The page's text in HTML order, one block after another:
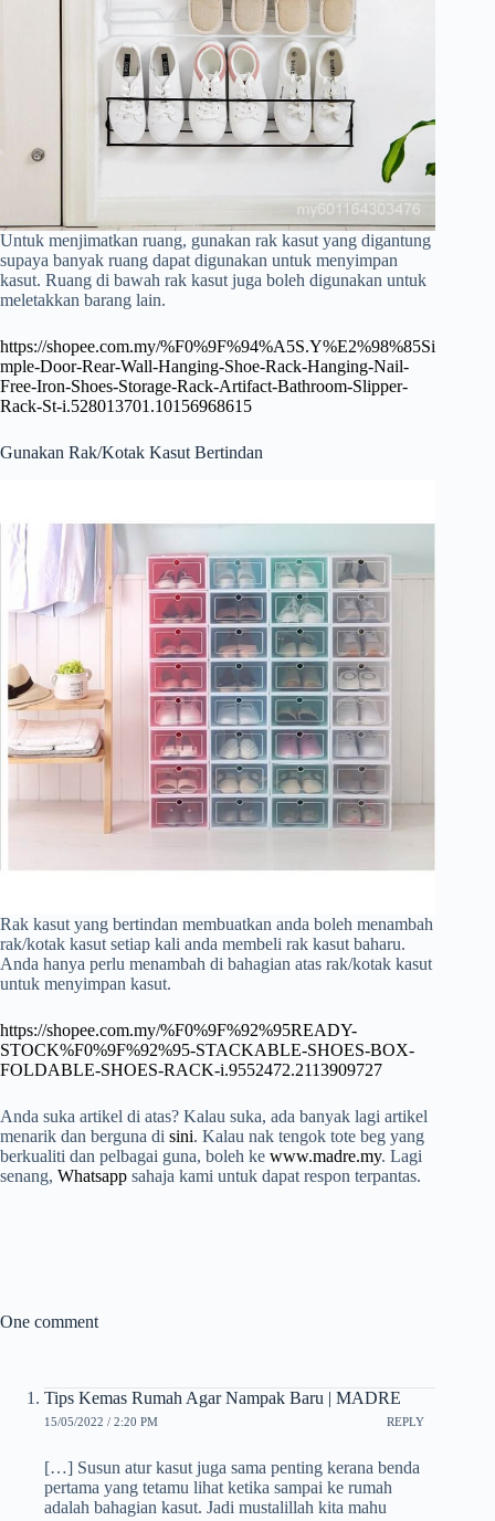
Untuk menjimatkan ruang, gunakan rak kasut yang digantung
supaya banyak ruang dapat digunakan untuk menyimpan
kasut. Ruang di bawah rak kasut juga boleh digunakan untuk
meletakkan barang lain.
https://shopee.com.my/%F0%9F%94%A5S.Y%E2%98%85Si
mple-Door-Rear-Wall-Hanging-Shoe-Rack-Hanging-Nail-
Free-Iron-Shoes-Storage-Rack-Artifact-Bathroom-Slipper-
Rack-St-i.528013701.10156968615
Gunakan Rak/Kotak Kasut Bertindan
Rak kasut yang bertindan membuatkan anda boleh menambah
rak/kotak kasut setiap kali anda membeli rak kasut baharu.
Anda hanya perlu menambah di bahagian atas rak/kotak kasut
untuk menyimpan kasut.
https://shopee.com.my/%F0%9F%92%95READY-
STOCK%F0%9F%92%95-STACKABLE-SHOES-BOX-
FOLDABLE-SHOES-RACK-i.9552472.2113909727
Anda suka artikel di atas? Kalau suka, ada banyak lagi artikel
menarik dan berguna di sini. Kalau nak tengok tote beg yang
berkualiti dan pelbagai guna, boleh ke www.madre.my. Lagi
senang, Whatsapp sahaja kami untuk dapat respon terpantas.
One comment
Tips Kemas Rumah Agar Nampak Baru | MADRE
15/05/2022 / 2:20 PM REPLY
[…] Susun atur kasut juga sama penting kerana benda
pertama yang tetamu lihat ketika sampai ke rumah
adalah bahagian kasut. Jadi mustalillah kita mahu